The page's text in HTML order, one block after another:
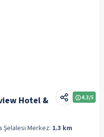
Hotel &
4.3/5
ŞelalesiMerkez: 1.3 km